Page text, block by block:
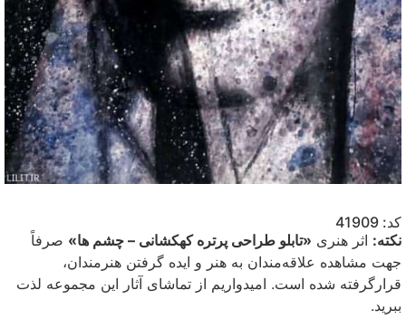
کد: 41909
نکته: اثر هنری «تابلو طراحی پرتره کهکشانی – چشم ها» صرفاً
جهت مشاهده علاقه‌مندان به هنر و ایده گرفتن هنرمندان،
قرارگرفته شده است. امیدواریم از تماشای آثار این مجموعه لذت
ببرید.